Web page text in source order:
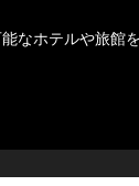
なホテルや旅館